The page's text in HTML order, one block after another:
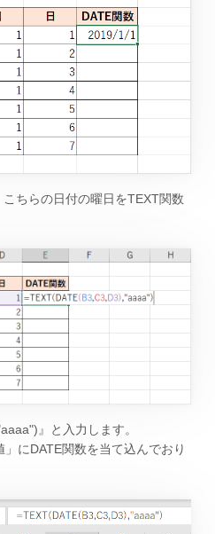
ちらの日付の曜日をTEXT関数
』と入力します。
にDATE関数を当て込んでおり